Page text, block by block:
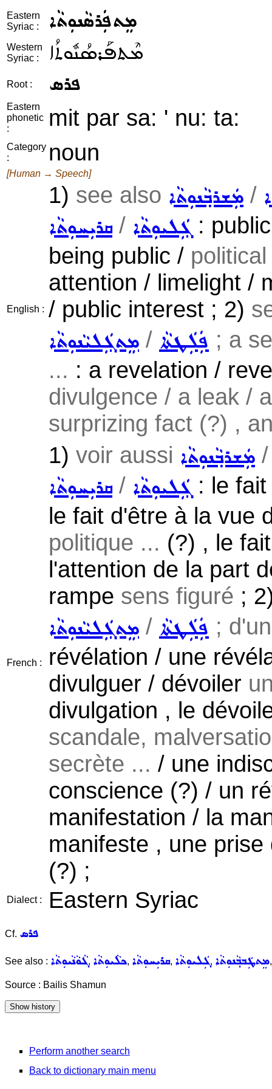
Eastern
Syriac :
ܡܸܬܦܲܪܣܵܢܘܼܬܵܐ
Western
Syriac :
ܡܶܬܦܰܪܣܳܢܽܘܬܳܐ
Root : ܦܪܣ
Eastern
phonetic
:
mit par sa: ' nu: ta:
Category
:
noun
[Human → Speech]
English :
1) see also ܡܲܫܪܒ݂ܵܢܘܼܬܵܐ /
ܩܪܝܼܚܘܼܬܵܐ / ܓܲܠܝܘܼܬܵܐ :
being public /
attention / limelight /
/ public interest ; 2)
ܡܸܬܓܲܠܝܵܢܘܼܬܵܐ / ܦܲܠܲܛܬܵܐ ; a
... : a revelation /
divulgence / a leak /
surprizing fact (?) ,
French :
1) voir aussi ܡܲܫܪܒ݂ܵܢܘܼܬܵܐ
ܩܪܝܼܚܘܼܬܵܐ / ܓܲܠܝܘܼܬܵܐ : le
le fait d'être à la vue
politique ... (?) , le
l'attention de la part
rampe sens figuré ;
ܡܸܬܓܲܠܝܵܢܘܼܬܵܐ / ܦܲܠܲܛܬܵܐ ;
révélation / une
divulguer / dévoiler
divulgation , le
scandale,
secrète ... / une
conscience (?) / un
manifestation / la
manifeste , une
(?) ;
Dialect : Eastern Syriac
Cf. ܦܪܣ
See also : ܓܵܘܵܢܵܝܘܼܬܵܐ, ܟܠܵܝܘܼܬܵܐ, ܩܪܝܼܚܘܼܬܵܐ, ܓܲܠܝܘܼܬܵܐ, ܡܸܬܛܲܒܒ݂ܵܢܘܼܬܵܐ
Source : Bailis Shamun
Perform another search
Back to dictionary main menu